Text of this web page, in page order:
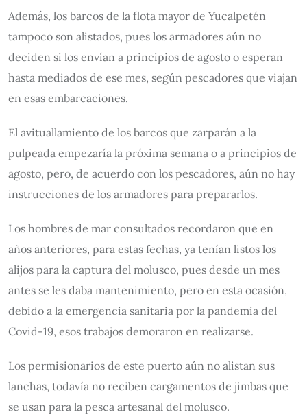
Además, los barcos de la flota mayor de Yucalpetén
tampoco son alistados, pues los armadores aún no
deciden si los envían a principios de agosto o esperan
hasta mediados de ese mes, según pescadores que viajan
en esas embarcaciones.
El avituallamiento de los barcos que zarparán a la
pulpeada empezaría la próxima semana o a principios de
agosto, pero, de acuerdo con los pescadores, aún no hay
instrucciones de los armadores para prepararlos.
Los hombres de mar consultados recordaron que en
años anteriores, para estas fechas, ya tenían listos los
alijos para la captura del molusco, pues desde un mes
antes se les daba mantenimiento, pero en esta ocasión,
debido a la emergencia sanitaria por la pandemia del
Covid-19, esos trabajos demoraron en realizarse.
Los permisionarios de este puerto aún no alistan sus
lanchas, todavía no reciben cargamentos de jimbas que
se usan para la pesca artesanal del molusco.